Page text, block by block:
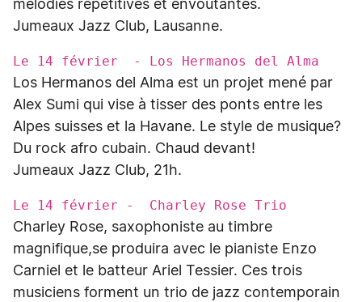
mélodies répétitives et envoûtantes.
Jumeaux Jazz Club, Lausanne.
Le 14 février - Los Hermanos del Alma
Los Hermanos del Alma est un projet mené par
Alex Sumi qui vise à tisser des ponts entre les
Alpes suisses et la Havane. Le style de musique?
Du rock afro cubain. Chaud devant!
Jumeaux Jazz Club, 21h.
Le 14 février - Charley Rose Trio
Charley Rose, saxophoniste au timbre
magnifique,se produira avec le pianiste Enzo
Carniel et le batteur Ariel Tessier. Ces trois
musiciens forment un trio de jazz contemporain